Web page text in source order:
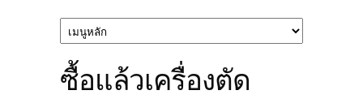
ซื้อแล้วเครื่องตัด